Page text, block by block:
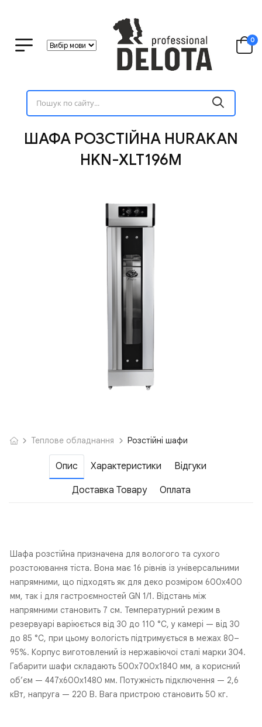
0
ШАФА РОЗСТІЙНА HURAKAN
HKN-XLT196M
Теплове обладнання Розcтійні шафи
Опис Характеристики Відгуки
Доставка Товару Оплата
Шафа розстійна призначена для вологого та сухого
розстоювання тіста. Вона має 16 рівнів із універсальними
напрямними, що підходять як для деко розміром 600х400
мм, так і для гастроємностей GN 1/1. Відстань між
напрямними становить 7 см. Температурний режим в
резервуарі варіюється від 30 до 110 °C, у камері — від 30
до 85 °C, при цьому вологість підтримується в межах 80–
95%. Корпус виготовлений із нержавіючої сталі марки 304.
Габарити шафи складають 500x700x1840 мм, а корисний
об’єм — 447х600х1480 мм. Потужність підключення — 2,6
кВт, напруга — 220 В. Вага пристрою становить 50 кг.